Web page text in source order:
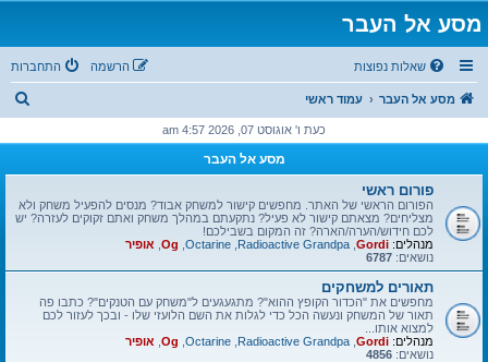
מסע אל העבר
שאלות נפוצות התחברות הרשמה
מסע אל העבר עמוד ראשי
ו
כעת ו' אוגוסט 07, 2026 4:57 am
מסע אל העבר
פורום ראשי
הפורום הראשי של האתר. מחפשים קישור למשחק אבוד? מנסים להפעיל משחק ולא
מצליחים? מצאתם קישור לא פעיל? נתקעתם במהלך משחק ואתם זקוקים לעזרה? יש
לכם חידוש/הערה/הארה? זה המקום בשבילכם!
מנהלים: Gordi
Radioactive Grandpa
Octarine
Og אופיר
נושאים: 6787
תאורים למשחקים
מחפשים את "הכדור הקופץ ההוא"? מתגעגעים ל"משחק עם הטנקים"? כתבו פה
תאור של המשחק ונעשה הכל כדי לגלות את השם הלועזי שלו - ובכך לעזור לכם
למצוא אותו...
מנהלים: Gordi
Radioactive Grandpa
Octarine
Og אופיר
נושאים: 4856